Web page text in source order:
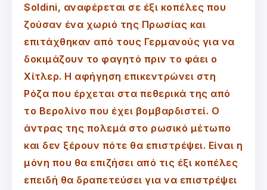
Soldini, αναφέρεται σε έξι κοπέλες που
ζούσαν ένα χωριό της Πρωσίας και
επιτάχθηκαν από τους Γερμανούς για να
δοκιμάζουν το φαγητό πριν το φάει ο
Χίτλερ. Η αφήγηση επικεντρώνει στη
Ρόζα που έρχεται στα πεθερικά της από
το Βερολίνο που έχει βομβαρδιστεί. Ο
άντρας της πολεμά στο ρωσικό μέτωπο
και δεν ξέρουν πότε θα επιστρέψει. Είναι η
μόνη που θα επιζήσει από τις έξι κοπέλες
επειδή θα δραπετεύσει για να επιστρέψει